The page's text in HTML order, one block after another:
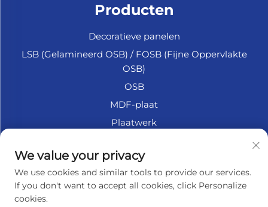
Producten
Decoratieve panelen
LSB (Gelamineerd OSB) / FOSB (Fijne Oppervlakte
OSB)
OSB
MDF-plaat
Plaatwerk
Fiberplaat
Accessoires
We value your privacy
We use cookies and similar tools to provide our services.
If you don't want to accept all cookies, click Personalize
cookies.